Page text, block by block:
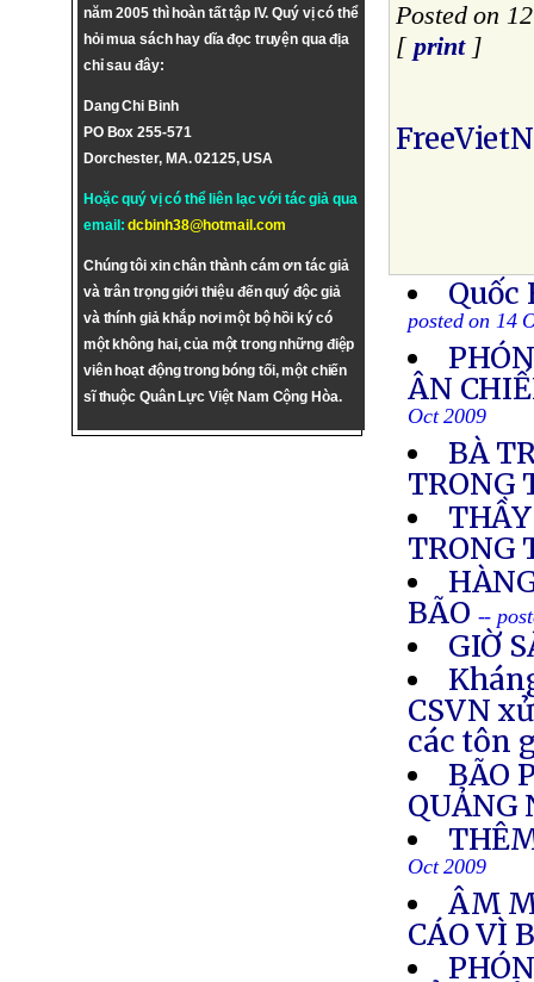
năm 2005 thì hoàn tất tập IV. Quý vị có thể
hỏi mua sách hay dĩa đọc truyện qua địa
chỉ sau đây:
Dang Chi Binh
PO Box 255-571
Dorchester, MA. 02125, USA
Hoặc quý vị có thể liên lạc với tác giả qua
email:dcbinh38@hotmail.com
Chúng tôi xin chân thành cám ơn tác giả
và trân trọng giới thiệu đến quý độc giả
và thính giả khắp nơi một bộ hồi ký có
một không hai, của một trong những điệp
viên hoạt động trong bóng tối, một chiến
sĩ thuộc Quân Lực Việt Nam Cộng Hòa.
Posted on
[ print]
posted on 14
ÂN
Oct 2009
BÀ
TRONG
TRONG
BÃO --
GIỜ
CSVN
các tôn
BÃO
QUẢNG
Oct 2009
ÂM
CÁO VÌ